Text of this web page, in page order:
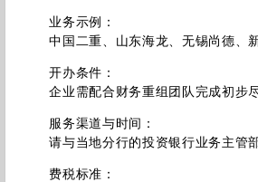
业务示例：
中国二重、山东海龙、无锡尚德、新
开办条件：
企业需配合财务重组团队完成初步尽
服务渠道与时间：
请与当地分行的投资银行业务主管部
费税标准：